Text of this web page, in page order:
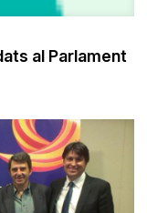
al Parlament